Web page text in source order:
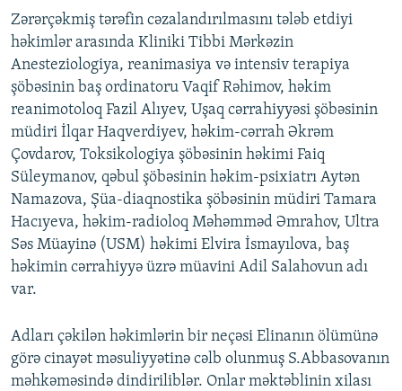
Zərərçəkmiş tərəfin cəzalandırılmasını tələb etdiyi
həkimlər arasında Kliniki Tibbi Mərkəzin
Anesteziologiya, reanimasiya və intensiv terapiya
şöbəsinin baş ordinatoru Vaqif Rəhimov, həkim
reanimotoloq Fazil Alıyev, Uşaq cərrahiyyəsi şöbəsinin
müdiri İlqar Haqverdiyev, həkim-cərrah Əkrəm
Çovdarov, Toksikologiya şöbəsinin həkimi Faiq
Süleymanov, qəbul şöbəsinin həkim-psixiatrı Aytən
Namazova, Şüa-diaqnostika şöbəsinin müdiri Tamara
Hacıyeva, həkim-radioloq Məhəmməd Əmrahov, Ultra
Səs Müayinə (USM) həkimi Elvira İsmayılova, baş
həkimin cərrahiyyə üzrə müavini Adil Salahovun adı
var.
Adları çəkilən həkimlərin bir neçəsi Elinanın ölümünə
görə cinayət məsuliyyətinə cəlb olunmuş S.Abbasovanın
məhkəməsində dindiriliblər. Onlar məktəblinin xilası